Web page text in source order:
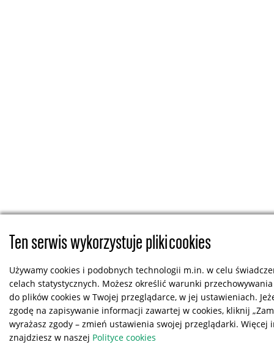
Ten serwis wykorzystuje pliki cookies
Używamy cookies i podobnych technologii m.in. w celu
celach statystycznych. Możesz określić warunki
do plików cookies w Twojej przeglądarce, w jej ustawieniach.
zgodę na zapisywanie informacji zawartej w cookies, kliknij
wyrażasz zgody – zmień ustawienia swojej przeglądarki. Więcej
znajdziesz w naszej Polityce cookies